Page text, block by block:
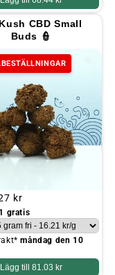
CBD Small
Buds 👮
kr
gratis
måndag den 10
Lägg till 81.03 kr